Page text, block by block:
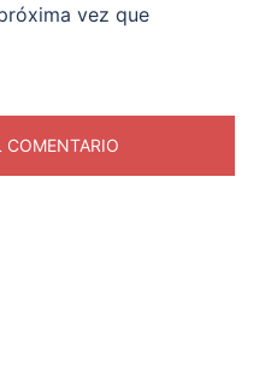
vez que